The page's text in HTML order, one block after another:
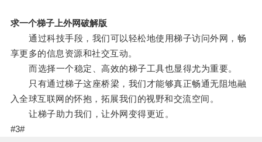
求一个梯子上外网破解版
通过科技手段，我们可以轻松地使用梯子访问外网，畅
享更多的信息资源和社交互动。
而选择一个稳定、高效的梯子工具也显得尤为重要。
只有通过梯子这座桥梁，我们才能够真正畅通无阻地融
入全球互联网的怀抱，拓展我们的视野和交流空间。
让梯子助力我们，让外网变得更近。
#3#